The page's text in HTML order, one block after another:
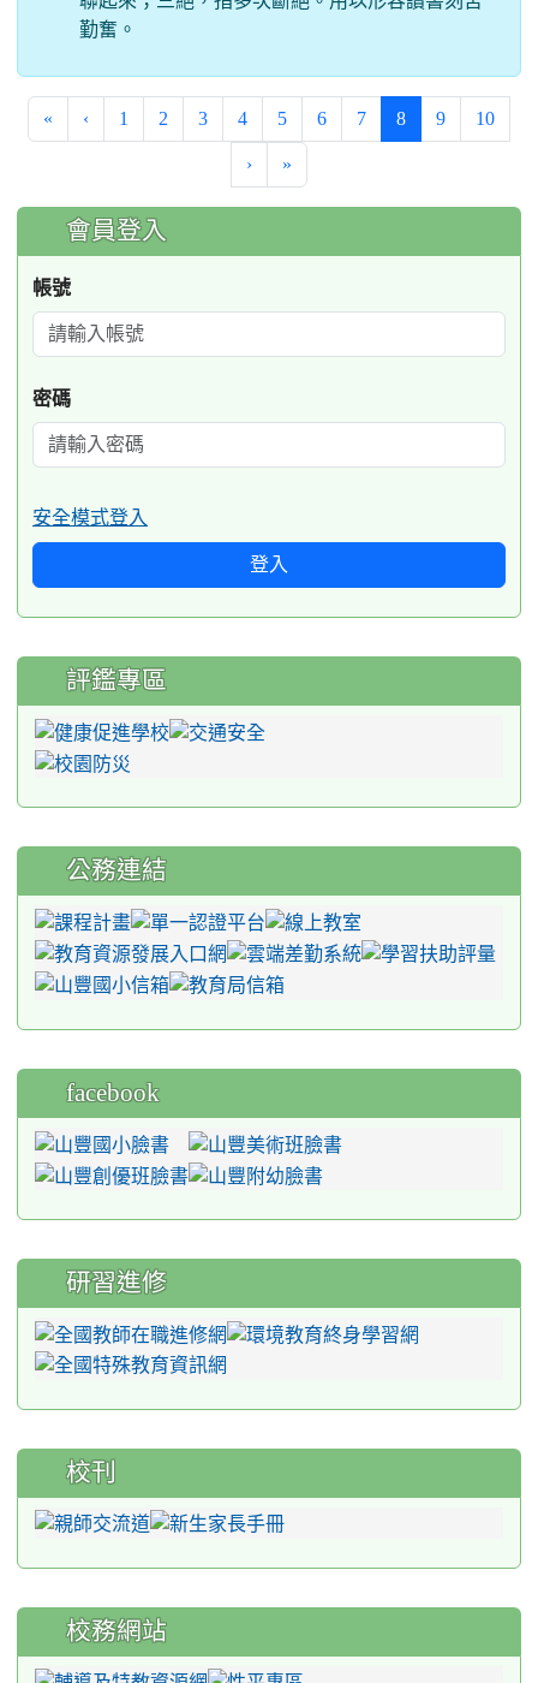
勤奮。
« ‹ 1 2 3 4 5 6 7 8(current)
9 10
› »
:::
會員登入
帳號
密碼
安全模式登入
登入
評鑑專區
公務連結
facebook
研習進修
校刊
校務網站